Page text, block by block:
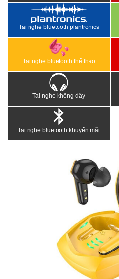
Tai nghe bluetooth plantronics
Tai nghe bluetooth thể thao
Tai nghe không dây
Tai nghe bluetooth khuyến mãi